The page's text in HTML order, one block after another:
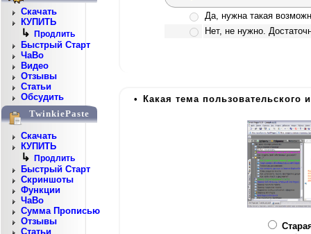
Скачать
КУПИТЬ
↳ Продлить
Быстрый Старт
ЧаВо
Видео
Отзывы
Статьи
Обсудить
TwinkiePaste
Скачать
КУПИТЬ
↳ Продлить
Быстрый Старт
Скриншоты
Функции
ЧаВо
Сумма Прописью
Отзывы
Статьи
Да, нужна такая
Нет, не нужно.
• Какая тема